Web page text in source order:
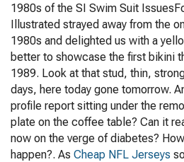
1980s of the SI Swim Suit
Illustrated strayed away from the
1980s and delighted us with a
better to showcase the first bikini
1989. Look at that stud, thin,
days, here today gone tomorrow.
profile report sitting under the
plate on the coffee table? Can it
now on the verge of diabetes?
happen?. As Cheap NFL Jerseys